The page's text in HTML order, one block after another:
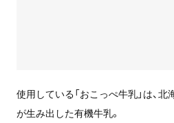
使用している「おこっぺ牛乳」は、
が生み出した有機牛乳。